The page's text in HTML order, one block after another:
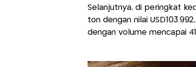
Selanjutnya, di peringkat
ton dengan nilai
dengan volume mencapai